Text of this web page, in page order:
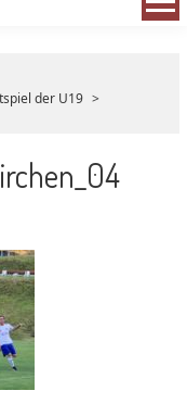
der U19 >